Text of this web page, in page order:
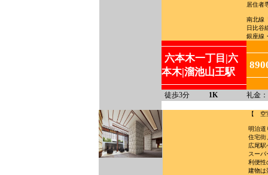
居住者
南北線
日比谷
銀座線
六本木一丁目|六
本木|溜池山王駅
徒歩3分 1K 礼金
【 空
明治道
住宅街
広尾駅
スーパ
利便性
建物は